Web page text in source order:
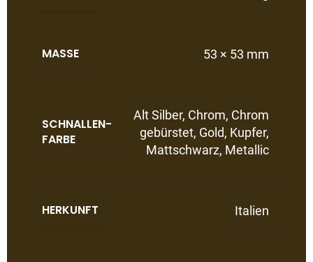
MASSE 53 × 53 mm
SCHNALLEN-
FARBE
Alt Silber, Chrom, Chrom
gebürstet, Gold, Kupfer,
Mattschwarz, Metallic
HERKUNFT Italien